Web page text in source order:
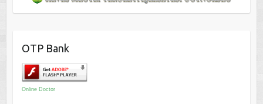
OTP Bank
Online Doctor